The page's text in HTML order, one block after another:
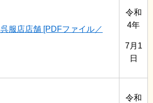
呉服店店舗 [PDFファイル／
令和
4年
7月1
日
令和